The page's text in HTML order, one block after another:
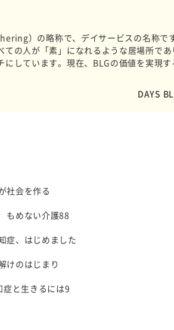
）の略称で、デイサービスの名称で
の人が「素」になれるような居場所で
しています。現在、BLGの価値を実現
DAYS
社会を作る
もめない介護88
症、はじめました
けのはじまり
と生きるには9